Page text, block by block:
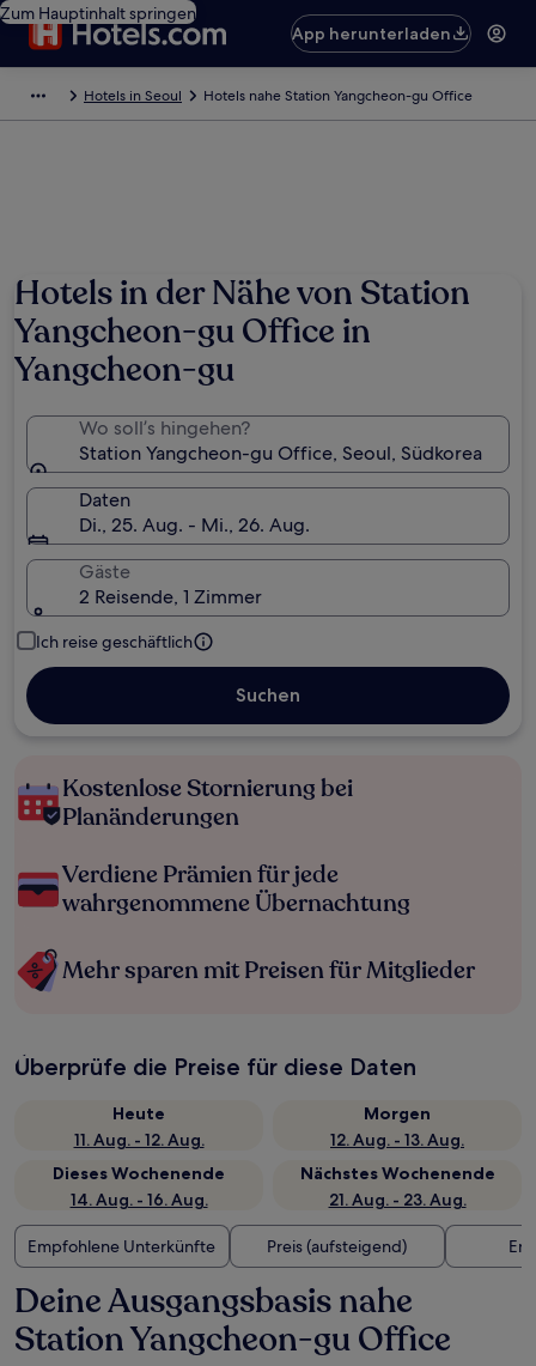
Zum Hauptinhalt springen
App herunterladen
Hotels in Seoul Hotels nahe Station Yangcheon-gu Office
Hotels in der Nähe von Station
Yangcheon-gu Office in
Yangcheon-gu
Wo soll’s hingehen?
Station Yangcheon-gu Office, Seoul, Südkorea
Daten
Di., 25. Aug. - Mi., 26. Aug.
Gäste
2 Reisende, 1 Zimmer
Ich reise geschäftlich
Suchen
Kostenlose Stornierung bei
Planänderungen
Verdiene Prämien für jede
wahrgenommene Übernachtung
Mehr sparen mit Preisen für Mitglieder
Überprüfe die Preise für diese Daten
Heute
11. Aug. - 12. Aug.
Morgen
12. Aug. - 13. Aug.
Dieses Wochenende
14. Aug. - 16. Aug.
Nächstes Wochenende
21. Aug. - 23. Aug.
Empfohlene Unterkünfte Preis (aufsteigend)
Deine Ausgangsbasis nahe
Station Yangcheon-gu Office